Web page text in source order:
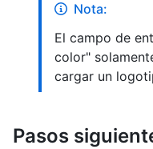
Nota:
El campo de
color"
cargar un
Pasos